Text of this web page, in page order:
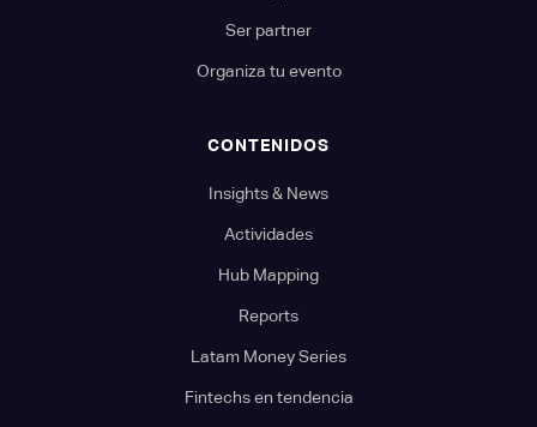
Ser partner
Organiza tu evento
CONTENIDOS
Insights & News
Actividades
Hub Mapping
Reports
Latam Money Series
Fintechs en tendencia